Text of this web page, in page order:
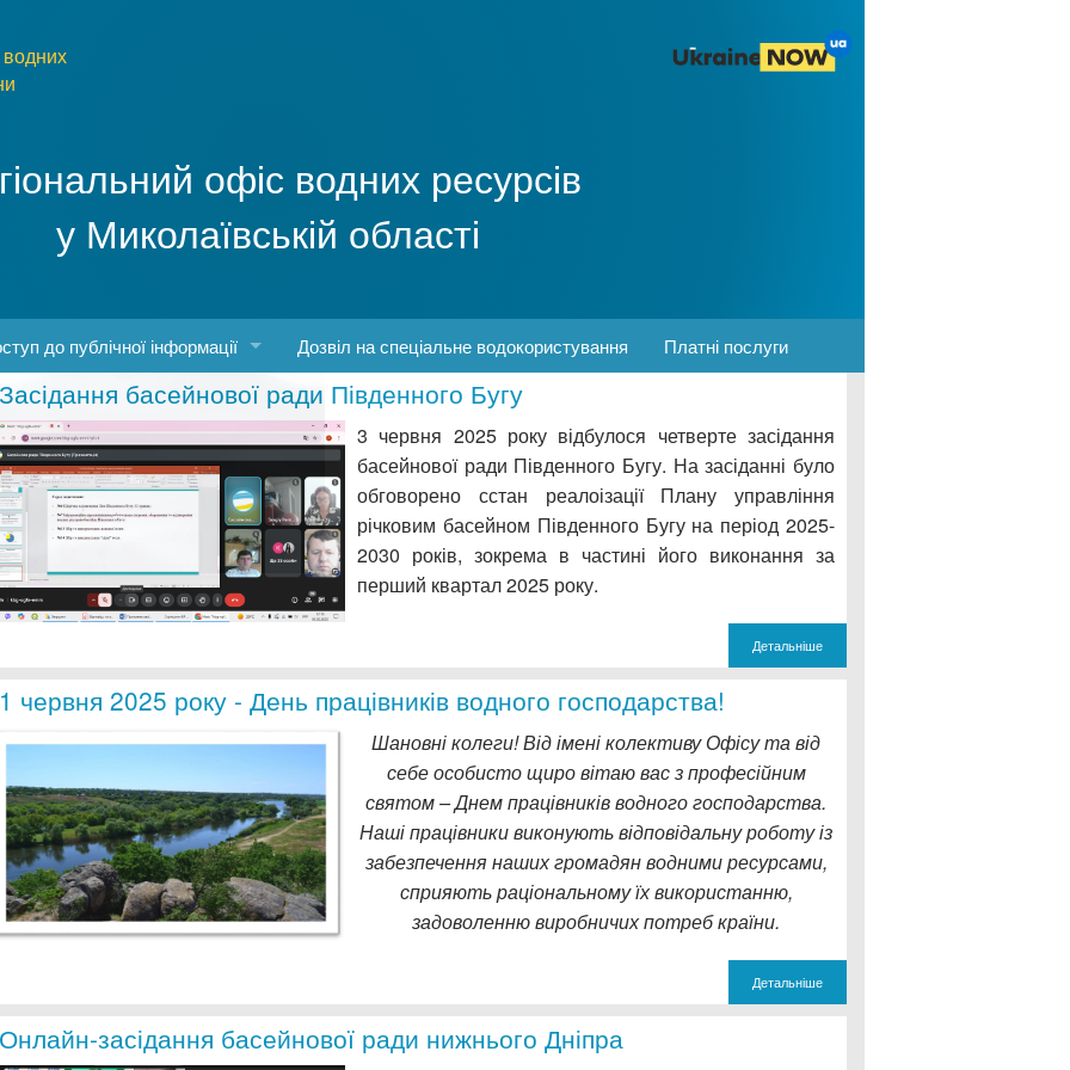
офіс водних ресурсів
у Миколаївській області
до публічної інформації
про доступ до публічної інформації
роботу з інформаційними запитами
та порядок запиту
Дозвіл на спеціальне водокористування Платні послуги
Засідання басейнової ради Південного Бугу
3 червня 2025 року відбулося четверте засідання
басейнової ради Південного Бугу. На засіданні було
обговорено сстан реалоізації Плану управління
річковим басейном Південного Бугу на період 2025-
2030 років, зокрема в частині його виконання за
перший квартал 2025 року.
Детальніше
1 червня 2025 року - День працівників водного господарства!
Шановні колеги! Від імені колективу Офісу та від
себе особисто щиро вітаю вас з професійним
святом – Днем працівників водного господарства.
Наші працівники виконують відповідальну роботу із
забезпечення наших громадян водними ресурсами,
сприяють раціональному їх використанню,
задоволенню виробничих потреб країни.
Детальніше
Онлайн-засідання басейнової ради нижнього Дніпра